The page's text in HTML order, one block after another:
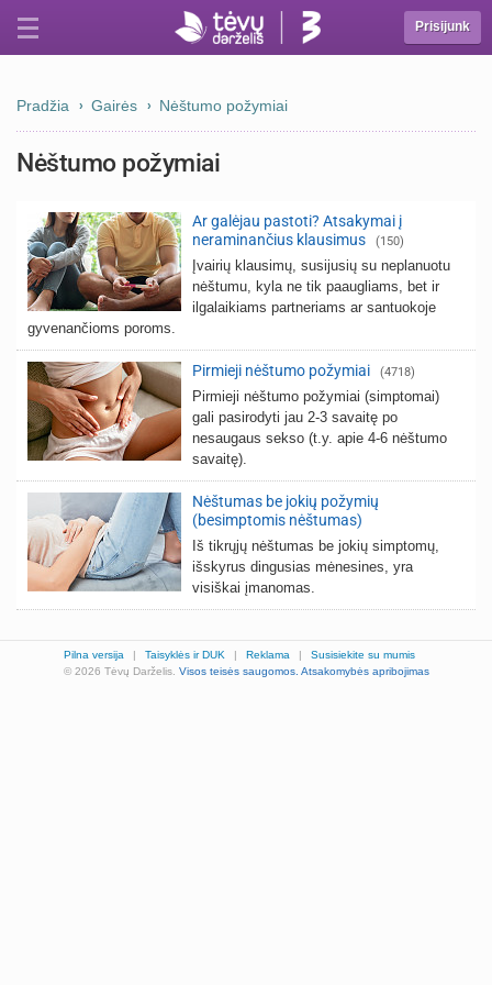
Prisijunk
Pradžia Gairės Nėštumo požymiai
Nėštumo požymiai
Ar galėjau pastoti? Atsakymai į
neraminančius klausimus
(150)
Įvairių klausimų, susijusių su neplanuotu
nėštumu, kyla ne tik paaugliams, bet ir
ilgalaikiams partneriams ar santuokoje
gyvenančioms poroms.
Pirmieji nėštumo požymiai (4718)
Pirmieji nėštumo požymiai (simptomai)
gali pasirodyti jau 2-3 savaitę po
nesaugaus sekso (t.y. apie 4-6 nėštumo
savaitę).
Nėštumas be jokių požymių
(besimptomis nėštumas)
Iš tikrųjų nėštumas be jokių simptomų,
išskyrus dingusias mėnesines, yra
visiškai įmanomas.
Pilna versija | Taisyklės ir DUK | Reklama |
Susisiekite su mumis
© 2026 Tėvų Darželis. Visos teisės saugomos. Atsakomybės apribojimas